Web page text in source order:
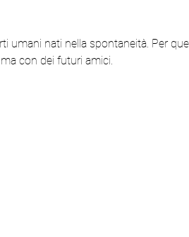
umani nati nella spontaneità. Per
con dei futuri amici.